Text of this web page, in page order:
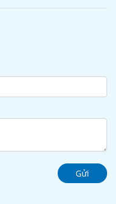
Gửi